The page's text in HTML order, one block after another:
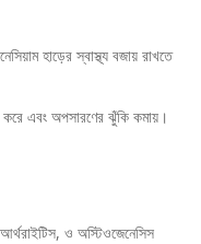
হাড়ের স্বাস্থ্য বজায় রাখতে
এবং অপসারণের ঝুঁকি কমায়।
ও অস্টিওজেনেসিস